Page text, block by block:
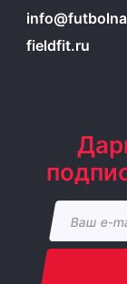
fieldfit.ru